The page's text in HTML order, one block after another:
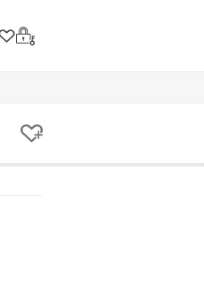
クリップリスト
ログイン
クリップする